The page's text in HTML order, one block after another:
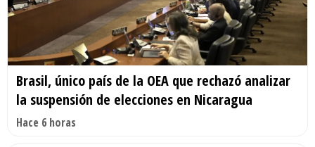
Brasil, único país de la OEA que rechazó analizar
la suspensión de elecciones en Nicaragua
Hace 6 horas